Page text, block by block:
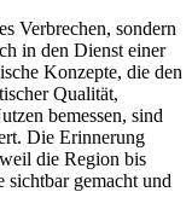
Verbrechen, sondern
in den Dienst einer
Konzepte, die den
Qualität,
bemessen, sind
Die Erinnerung
die Region bis
sichtbar gemacht und